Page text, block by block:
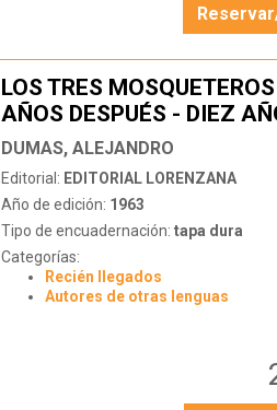
LOS TRES
AÑOS DESPUÉS - DIEZ
TARDE O EL VIZCONDE DE
BRAGELONNE
DUMAS, ALEJANDRO
Editorial: EDITORIAL LORENZANA
Año de edición: 1963
Tipo de encuadernación: tapa dura
Categorías:
Recién llegados
Autores de otras lenguas